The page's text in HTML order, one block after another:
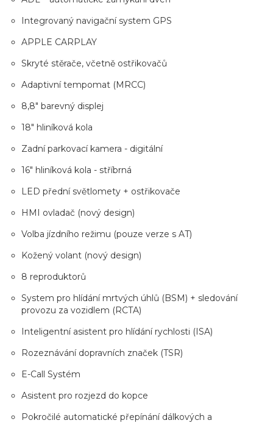
Integrovaný navigační system GPS
APPLE CARPLAY
Skryté stěrače, včetně ostřikovačů
Adaptivní tempomat (MRCC)
8,8" barevný displej
18" hliníková kola
Zadní parkovací kamera - digitální
16" hliníková kola - stříbrná
LED přední světlomety + ostřikovače
HMI ovladač (nový design)
Volba jízdního režimu (pouze verze s AT)
Kožený volant (nový design)
8 reproduktorů
System pro hlídání mrtvých úhlů (BSM) + sledování
provozu za vozidlem (RCTA)
Inteligentní asistent pro hlídání rychlosti (ISA)
Rozeznávání dopravních značek (TSR)
E-Call Systém
Asistent pro rozjezd do kopce
Pokročilé automatické přepínání dálkových a